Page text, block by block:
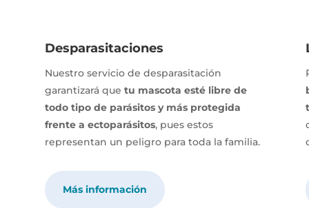
Desparasitaciones
Nuestro servicio de desparasitación
garantizará que tu mascota esté libre de
todo tipo de parásitos y más protegida
frente a ectoparásitos, pues estos
representan un peligro para toda la familia.
Más información